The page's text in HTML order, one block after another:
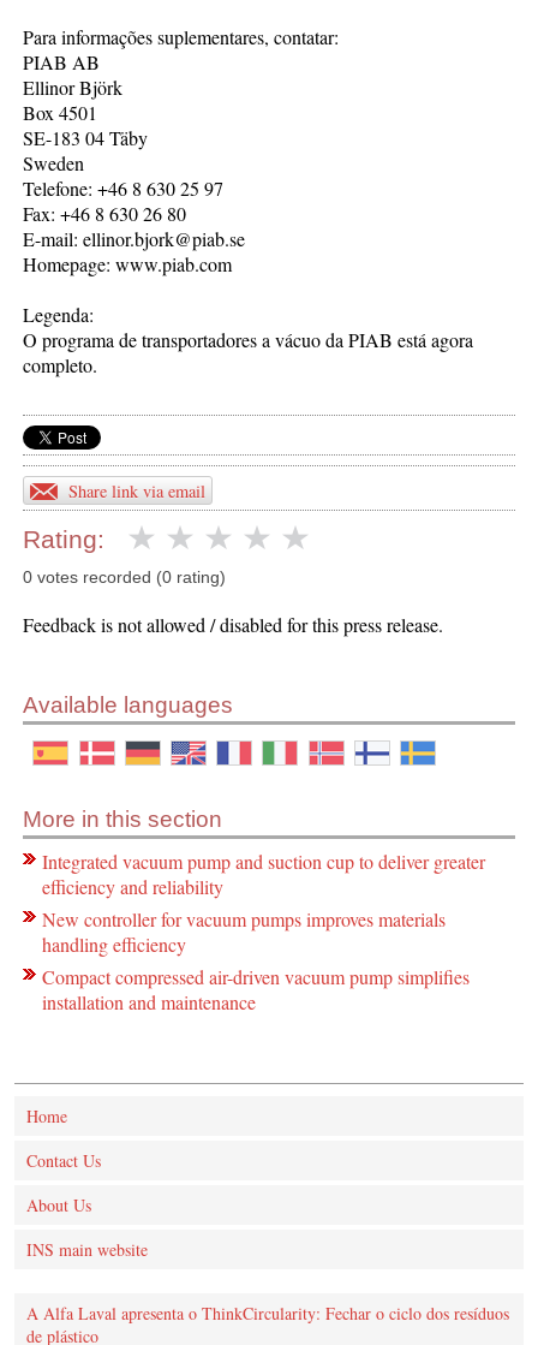
Para informações suplementares, contatar:
PIAB AB
Ellinor Björk
Box 4501
SE-183 04 Täby
Sweden
Telefone: +46 8 630 25 97
Fax: +46 8 630 26 80
E-mail: ellinor.bjork@piab.se
Homepage: www.piab.com
Legenda:
O programa de transportadores a vácuo da PIAB está agora
completo.
Share link via email
Rating:
0 votes recorded (0 rating)
Feedback is not allowed / disabled for this press release.
Available languages
More in this section
Integrated vacuum pump and suction cup to deliver greater
efficiency and reliability
New controller for vacuum pumps improves materials
handling efficiency
Compact compressed air-driven vacuum pump simplifies
installation and maintenance
Home
Contact Us
About Us
INS main website
A Alfa Laval apresenta o ThinkCircularity: Fechar o ciclo dos resíduos
de plástico